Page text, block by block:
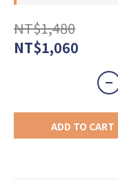
NT$1,480
NT$1,060
ADD TO CART